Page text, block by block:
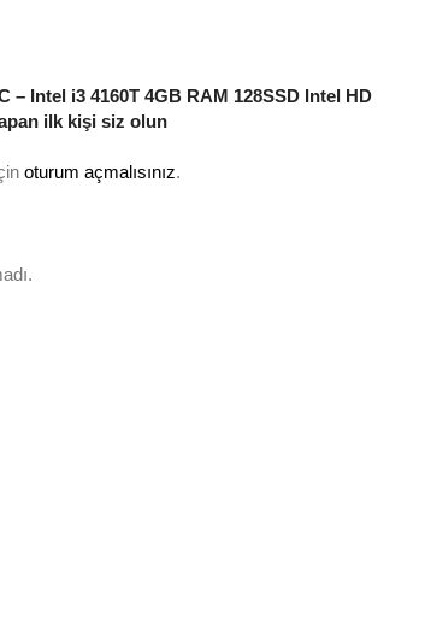
– Intel i3 4160T 4GB RAM 128SSD Intel HD
ilk kişi siz olun
oturum açmalısınız.